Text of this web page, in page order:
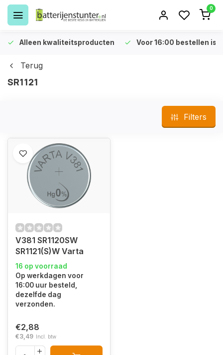
0
Alleen kwaliteitsproducten Voor 16:00 bestellen is
Terug
SR1121
Filters
V381 SR1120SW
SR1121(S)W Varta
16 op voorraad
Op werkdagen voor
16:00 uur besteld,
dezelfde dag
verzonden.
€2,88
€3,49 Incl. btw